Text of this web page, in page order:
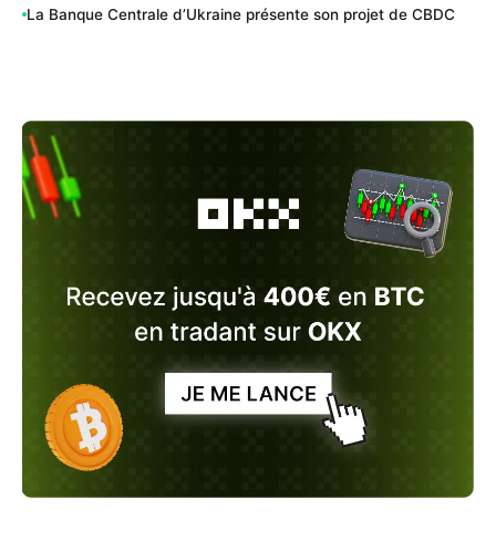
La Banque Centrale d’Ukraine présente son projet de CBDC